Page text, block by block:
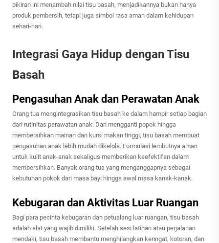
pikiran ini menambah nilai tisu basah, menjadikannya bukan hanya
produk pembersih, tetapi juga simbol rasa aman dalam kehidupan
sehari-hari.
Integrasi Gaya Hidup dengan Tisu
Basah
Pengasuhan Anak dan Perawatan Anak
Orang tua mengintegrasikan tisu basah ke dalam hampir setiap bagian
dari rutinitas perawatan anak. Dari mengganti popok hingga
membersihkan mainan dan kursi makan tinggi, tisu basah membuat
pengasuhan anak lebih mudah dikelola. Formulasi lembutnya aman
untuk kulit anak-anak sekaligus memberikan keefektifan dalam
membersihkan. Banyak orang tua yang menganggapnya sebagai
kebutuhan pokok dari masa bayi hingga awal masa kanak-kanak.
Kebugaran dan Aktivitas Luar Ruangan
Bagi para pecinta kebugaran dan petualang luar ruangan, tisu basah
adalah alat yang wajib dimiliki. Setelah sesi latihan atau perjalanan
mendaki, tisu basah membantu menghilangkan keringat, kotoran, dan